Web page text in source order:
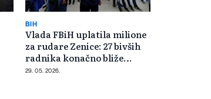
BIH
Vlada FBiH uplatila milione
za rudare Zenice: 27 bivših
radnika konačno bliže
penziji
29. 05. 2026.